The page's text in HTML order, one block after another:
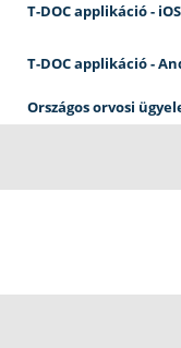
T-DOC applikáció - iOS
T-DOC applikáció -
Országos orvosi